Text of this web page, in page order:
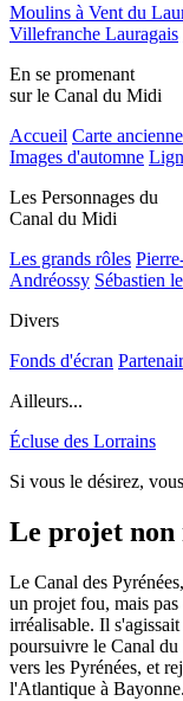
Moulins à Vent du
Villefranche Lauragais
En se promenant
sur le Canal du Midi
Accueil Carte
Images d'automne
Les Personnages du
Canal du Midi
Les grands rôles
Andréossy Sébastien
Divers
Fonds d'écran
Ailleurs...
Écluse des Lorrains
Si vous le désirez,
Le projet non
Le Canal des
un projet fou, mais
irréalisable. Il s'agissait
poursuivre le Canal
vers les Pyrénées, et
l'Atlantique à